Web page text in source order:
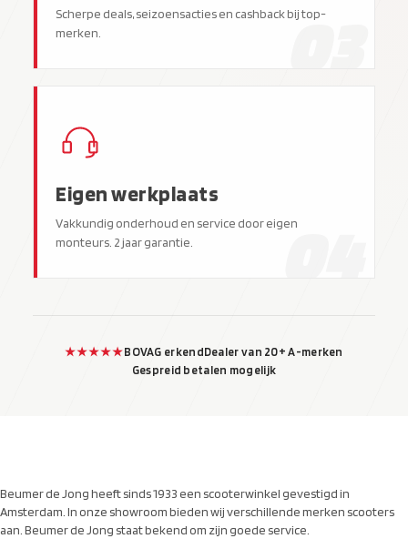
Scherpe deals, seizoensacties en cashback bij top-
merken.
03
Eigen werkplaats
Vakkundig onderhoud en service door eigen
monteurs. 2 jaar garantie.
04
★★★★★BOVAG erkendDealer van 20+ A-merken
Gespreid betalen mogelijk
Beumer de Jong heeft sinds 1933 een scooterwinkel gevestigd in
Amsterdam. In onze showroom bieden wij verschillende merken scooters
aan. Beumer de Jong staat bekend om zijn goede service.